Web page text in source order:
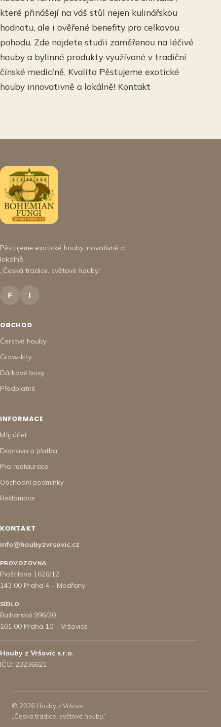
které přinášejí na váš stůl nejen kulinářskou
hodnotu, ale i ověřené benefity pro celkovou
pohodu. Zde najdete studii zaměřenou na léčivé
houby a bylinné produkty využívané v tradiční
čínské medicíně. Kvalita Pěstujeme exotické
houby innovativně a lokálně! Kontakt
Pěstujeme exotické houby inovativně a
lokálně.
„Česká tradice, světové houby.“
F I
OBCHOD
Čerstvé houby
Grow-kity
Dárkové boxy
Předplatné
INFORMACE
Můj účet
Doprava a platba
Pro restaurace
Obchodní podmínky
Reklamace
KONTAKT
info@houbyzvrsovic.cz
PROVOZOVNA
Ploštilova 1626/12
143 00 Praha 4 – Modřany
SÍDLO
Bulharská 996/20
101 00 Praha 10 – Vršovice
Houby z Vršovic s.r.o.
IČO: 23236621
© 2026 Houby z Vršovic.
„Česká tradice, světové houby.“